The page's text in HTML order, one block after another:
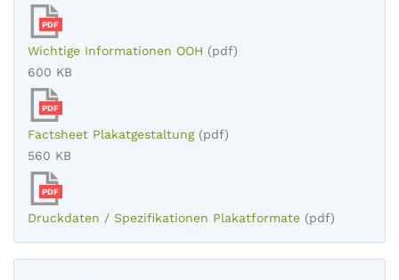
PDF
Wichtige Informationen OOH (pdf)
600 KB
PDF
Factsheet Plakatgestaltung (pdf)
560 KB
PDF
Druckdaten / Spezifikationen Plakatformate (pdf)